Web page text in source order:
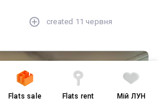
Так
created 11 червня
Flats sale Flats rent Мій ЛУН